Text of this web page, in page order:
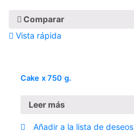
Comparar
Vista rápida
Cake x 750 g.
Leer más
Añadir a la lista de deseos